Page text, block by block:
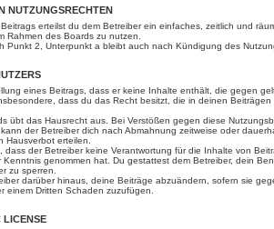
NUTZUNGSRECHTEN
erteilst du dem Betreiber ein einfaches, zeitlich und
Rahmen des Boards zu nutzen.
Punkt 2, Unterpunkt a bleibt auch nach Kündigung des
eines Beitrags, dass er keine Inhalte enthält, die gegen
dass du das Recht besitzt, die in deinen
übt das Hausrecht aus. Bei Verstößen gegen diese
der Betreiber dich nach Abmahnung zeitweise oder
Hausverbot erteilen.
dass der Betreiber keine Verantwortung für die Inhalte von
Kenntnis genommen hat. Du gestattest dem Betreiber, dein
zu sperren.
darüber hinaus, deine Beiträge abzuändern, sofern sie
einem Dritten Schaden zuzufügen.
LICENSE